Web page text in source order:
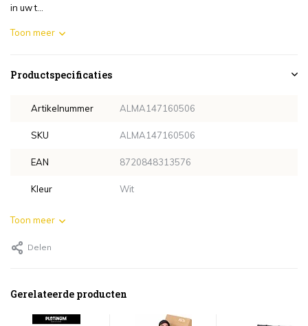
in uw t...
Toon meer
Productspecificaties
Artikelnummer ALMA147160506
SKU ALMA147160506
EAN 8720848313576
Kleur Wit
Toon meer
Delen
Gerelateerde producten